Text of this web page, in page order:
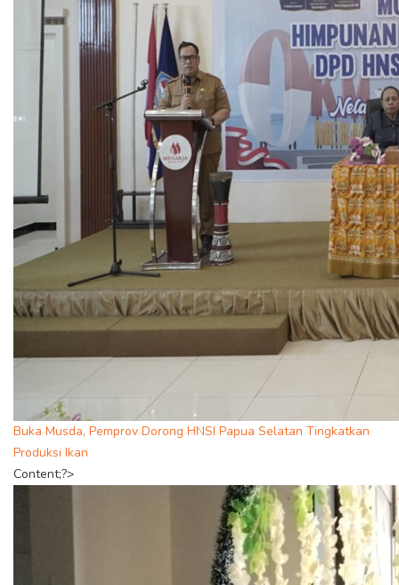
Buka Musda, Pemprov Dorong HNSI Papua Selatan Tingkatkan
Produksi Ikan
Content;?>